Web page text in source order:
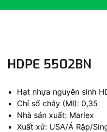
HDPE 5502BN
Hạt nhựa nguyên sinh
Chỉ số chảy (MI): 0,35
Nhà sản xuất: Marlex
Xuất xứ: USA/Ả Rập/